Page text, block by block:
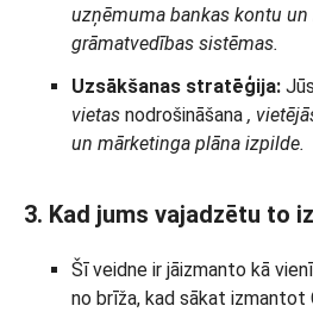
uzņēmuma bankas kontu
grāmatvedības sistēmas.
Uzsākšanas stratēģija:
vietas nodrošināšana ,
un mārketinga plāna izpilde.
3. Kad jums vajadzētu to
Šī veidne ir jāizmanto kā
no brīža, kad sākat izmantot